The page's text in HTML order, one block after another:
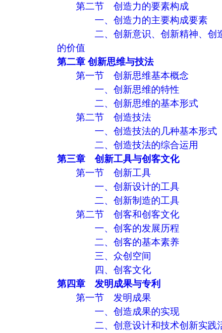
第二节 创造力的要素构成
一、创造力的主要构成要素
二、创新意识、创新精神、创
的价值
第二章 创新思维与技法
第一节 创新思维基本概念
一、创新思维的特性
二、创新思维的基本形式
第二节 创造技法
一、创造技法的几种基本形式
二、创造技法的综合运用
第三章 创新工具与创客文化
第一节 创新工具
一、创新设计的工具
二、创新制造的工具
第二节 创客和创客文化
一、创客的发展历程
二、创客的基本素养
三、众创空间
四、创客文化
第四章 发明成果与专利
第一节 发明成果
一、创造成果的实现
二、创意设计和技术创新实践